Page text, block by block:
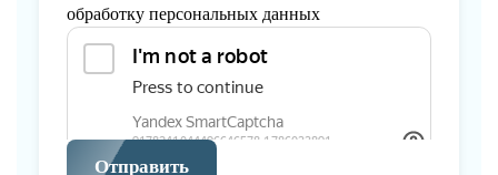
обработку персональных данных
Отправить